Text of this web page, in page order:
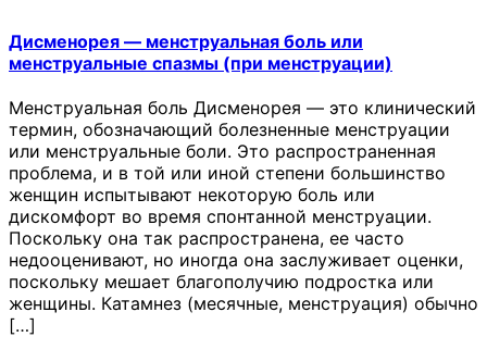
Дисменорея — менструальная боль или
менструальные спазмы (при менструации)
Менструальная боль Дисменорея — это клинический
термин, обозначающий болезненные менструации
или менструальные боли. Это распространенная
проблема, и в той или иной степени большинство
женщин испытывают некоторую боль или
дискомфорт во время спонтанной менструации.
Поскольку она так распространена, ее часто
недооценивают, но иногда она заслуживает оценки,
поскольку мешает благополучию подростка или
женщины. Катамнез (месячные, менструация) обычно
[…]